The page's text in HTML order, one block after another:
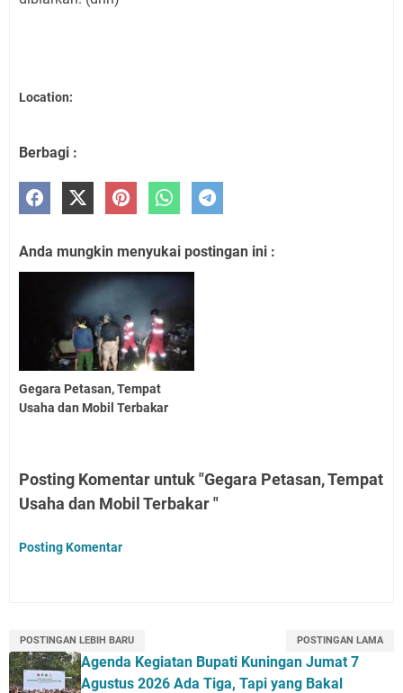
Location:
Berbagi :
Anda mungkin menyukai postingan ini :
Gegara Petasan, Tempat
Usaha dan Mobil Terbakar
Posting Komentar untuk "Gegara Petasan, Tempat
Usaha dan Mobil Terbakar "
Posting Komentar
POSTINGAN LEBIH BARU POSTINGAN LAMA
Agenda Kegiatan Bupati Kuningan Jumat 7
Agustus 2026 Ada Tiga, Tapi yang Bakal